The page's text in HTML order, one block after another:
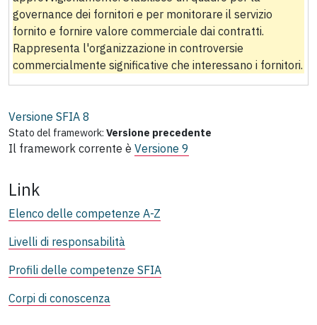
governance dei fornitori e per monitorare il servizio
fornito e fornire valore commerciale dai contratti.
Rappresenta l'organizzazione in controversie
commercialmente significative che interessano i fornitori.
Versione SFIA 8
Stato del framework: Versione precedente
Il framework corrente è Versione 9
Link
Elenco delle competenze A-Z
Livelli di responsabilità
Profili delle competenze SFIA
Corpi di conoscenza